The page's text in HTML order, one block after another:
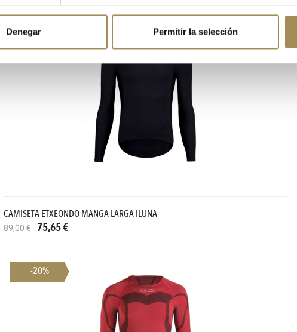
Denegar Permitir la selección
-15%
CAMISETA ETXEONDO MANGA LARGA ILUNA
89,00 € 75,65 €
-20%